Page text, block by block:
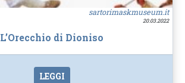
sartorimaskmuseum.it
20.03.2022
L’Orecchio di Dioniso
LEGGI